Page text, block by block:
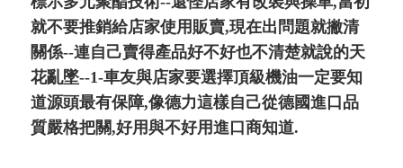
就不要推銷給店家使用販賣,現在出問題就撇清
關係--連自己賣得產品好不好也不清楚就說的天
花亂墜--1-車友與店家要選擇頂級機油一定要知
道源頭最有保障,像德力這樣自己從德國進口品
質嚴格把關,好用與不好用進口商知道.